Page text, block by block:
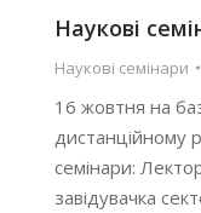
Наукові
Наукові семінари
16 жовтня на
дистанційному
семінари:
завідувачка